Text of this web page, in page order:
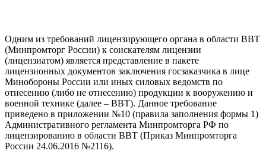
Одним из требований лицензирующего органа в области ВВТ
(Минпромторг России) к соискателям лицензии
(лицензиатом) является представление в пакете
лицензионных документов заключения госзаказчика в лице
Минобороны России или иных силовых ведомств по
отнесению (либо не отнесению) продукции к вооружению и
военной технике (далее – ВВТ). Данное требование
приведено в приложении №10 (правила заполнения формы 1)
Административного регламента Минпромторга РФ по
лицензированию в области ВВТ (Приказ Минпромторга
России 24.06.2016 №2116).